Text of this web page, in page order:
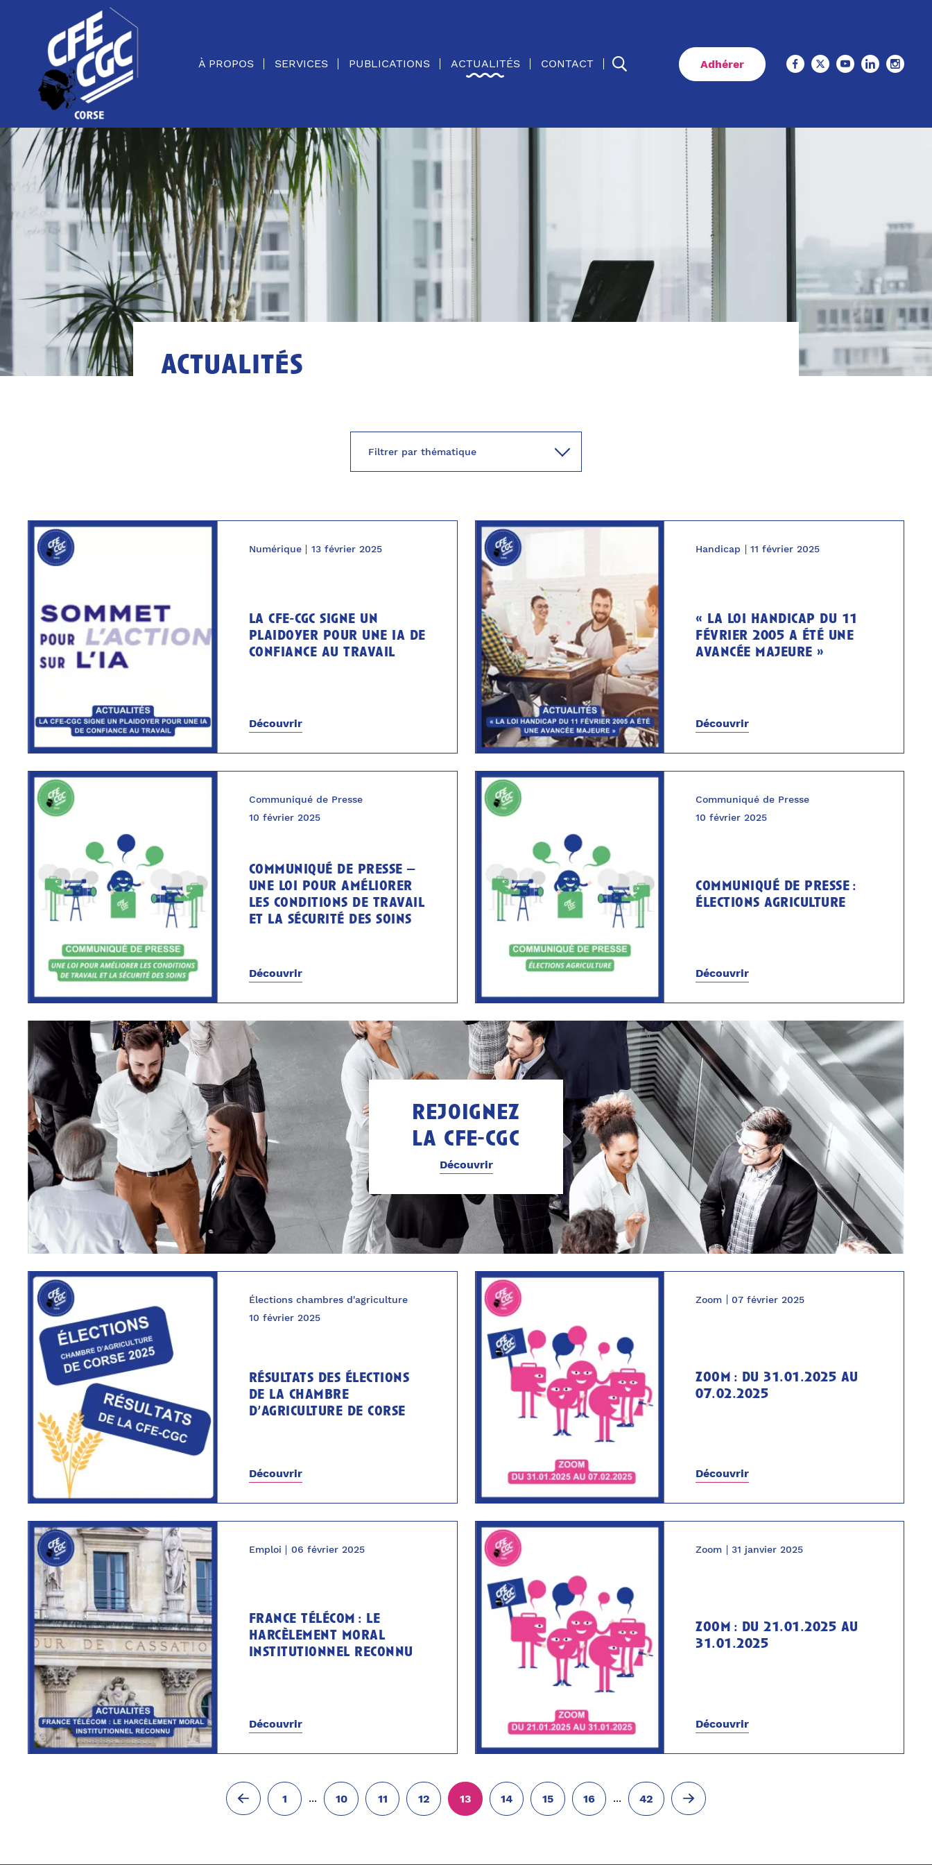
À PROPOS SERVICES PUBLICATIONS ACTUALITÉS CONTACT Adhérer
actualités
Numérique 13 février 2025
la cfe-cgc signe un
plaidoyer pour une ia de
confiance au travail
Découvrir
Handicap 11 février 2025
« la loi handicap du 11
février 2005 a été une
avancée majeure »
Découvrir
Communiqué de Presse
10 février 2025
communiqué de presse –
une loi pour améliorer
les conditions de travail
et la sécurité des soins
Découvrir
Communiqué de Presse
10 février 2025
communiqué de presse :
élections agriculture
Découvrir
rejoignez
la cfe-cgc
Découvrir
Élections chambres d'agriculture
10 février 2025
résultats des élections
de la chambre
d’agriculture de corse
Découvrir
Zoom 07 février 2025
zoom : du 31.01.2025 au
07.02.2025
Découvrir
Emploi 06 février 2025
france télécom : le
harcèlement moral
institutionnel reconnu
Découvrir
Zoom 31 janvier 2025
zoom : du 21.01.2025 au
31.01.2025
Découvrir
1 ... 10 11 12 13 14 15 16 ... 42
Panneau de gestion des cookies